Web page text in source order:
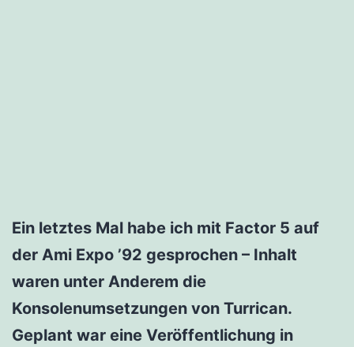
Ein letztes Mal habe ich mit Factor 5 auf
der Ami Expo ’92 gesprochen – Inhalt
waren unter Anderem die
Konsolenumsetzungen von Turrican.
Geplant war eine Veröffentlichung in